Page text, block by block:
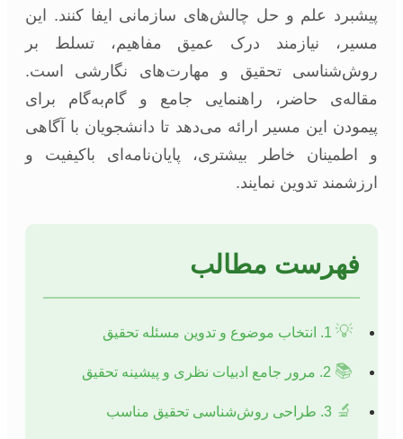
پیشبرد علم و حل چالش‌های سازمانی ایفا کنند. این
مسیر، نیازمند درک عمیق مفاهیم، تسلط بر
روش‌شناسی تحقیق و مهارت‌های نگارشی است.
مقاله‌ی حاضر، راهنمایی جامع و گام‌به‌گام برای
پیمودن این مسیر ارائه می‌دهد تا دانشجویان با آگاهی
و اطمینان خاطر بیشتری، پایان‌نامه‌ای باکیفیت و
ارزشمند تدوین نمایند.
فهرست مطالب
💡
📚
🔬